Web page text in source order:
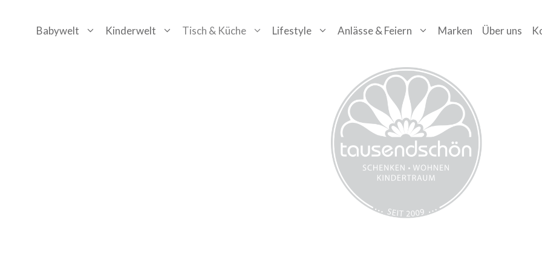
ZumBabywelt Kinderwelt Tisch & Küche Lifestyle Anlässe & Feiern Marken Über uns